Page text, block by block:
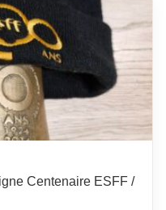
Centenaire ESFF /